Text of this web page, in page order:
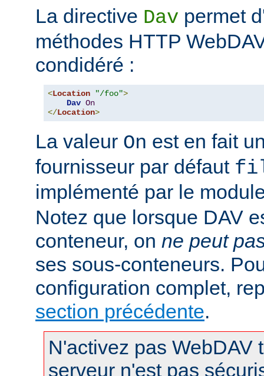
La directive Dav permet
méthodes HTTP
condidéré :
<Location "/foo">
Dav On
</Location>
La valeur On est en fait
fournisseur par défaut
implémenté par le
Notez que lorsque DAV
conteneur, on ne peut
ses sous-conteneurs.
configuration complet,
section précédente.
N'activez pas WebDAV
serveur n'est pas